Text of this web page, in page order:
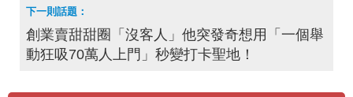
創業賣甜甜圈「沒客人」他突發奇想用「一個舉
動狂吸70萬人上門」秒變打卡聖地！